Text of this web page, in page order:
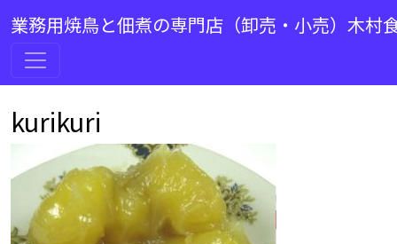
ああ メインナビゲーション
業務用焼鳥と佃煮の専門店（卸売・小売）木村
kurikuri